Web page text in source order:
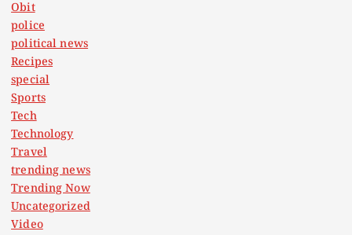
Obit
police
political news
Recipes
special
Sports
Tech
Technology
Travel
trending news
Trending Now
Uncategorized
Video